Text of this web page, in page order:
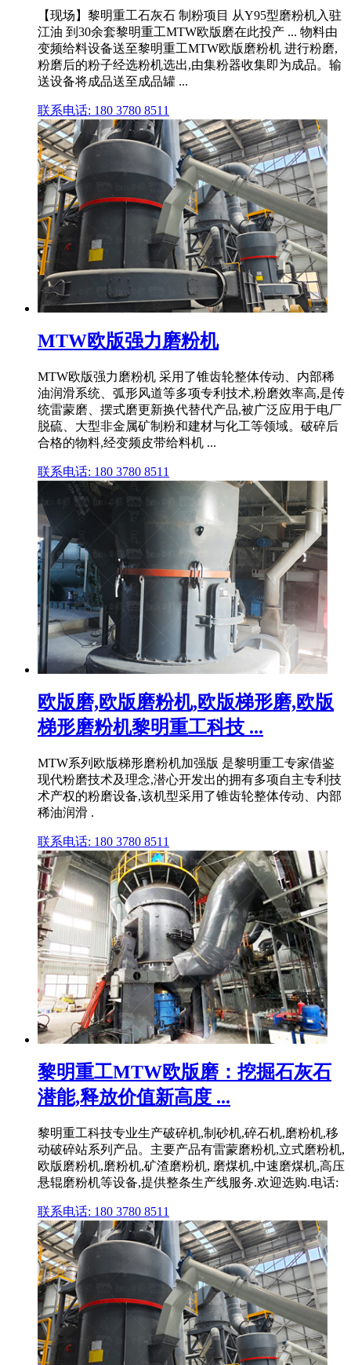
【现场】黎明重工石灰石 制粉项目 从Y95型磨粉机入驻
江油 到30余套黎明重工MTW欧版磨在此投产 ... 物料由
变频给料设备送至黎明重工MTW欧版磨粉机 进行粉磨,
粉磨后的粉子经选粉机选出,由集粉器收集即为成品。输
送设备将成品送至成品罐 ...
联系电话: 180 3780 8511
MTW欧版强力磨粉机
MTW欧版强力磨粉机 采用了锥齿轮整体传动、内部稀
油润滑系统、弧形风道等多项专利技术,粉磨效率高,是传
统雷蒙磨、摆式磨更新换代替代产品,被广泛应用于电厂
脱硫、大型非金属矿制粉和建材与化工等领域。破碎后
合格的物料,经变频皮带给料机 ...
联系电话: 180 3780 8511
欧版磨,欧版磨粉机,欧版梯形磨,欧版
梯形磨粉机黎明重工科技 ...
MTW系列欧版梯形磨粉机加强版 是黎明重工专家借鉴
现代粉磨技术及理念,潜心开发出的拥有多项自主专利技
术产权的粉磨设备,该机型采用了锥齿轮整体传动、内部
稀油润滑 .
联系电话: 180 3780 8511
黎明重工MTW欧版磨：挖掘石灰石
潜能,释放价值新高度 ...
黎明重工科技专业生产破碎机,制砂机,碎石机,磨粉机,移
动破碎站系列产品。主要产品有雷蒙磨粉机,立式磨粉机,
欧版磨粉机,磨粉机,矿渣磨粉机, 磨煤机,中速磨煤机,高压
悬辊磨粉机等设备,提供整条生产线服务.欢迎选购.电话:
联系电话: 180 3780 8511